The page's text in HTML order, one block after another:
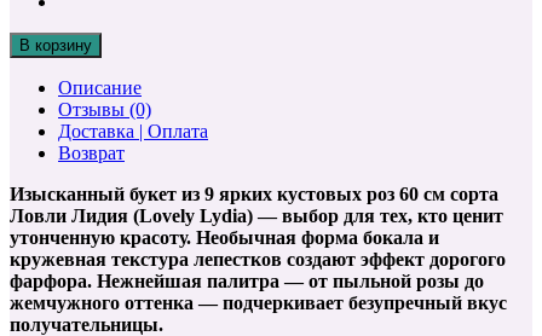
В корзину
Описание
Отзывы (0)
Доставка | Оплата
Возврат
Изысканный букет из 9 ярких кустовых роз 60 см сорта
Ловли Лидия (Lovely Lydia) — выбор для тех, кто ценит
утонченную красоту. Необычная форма бокала и
кружевная текстура лепестков создают эффект дорогого
фарфора. Нежнейшая палитра — от пыльной розы до
жемчужного оттенка — подчеркивает безупречный вкус
получательницы.